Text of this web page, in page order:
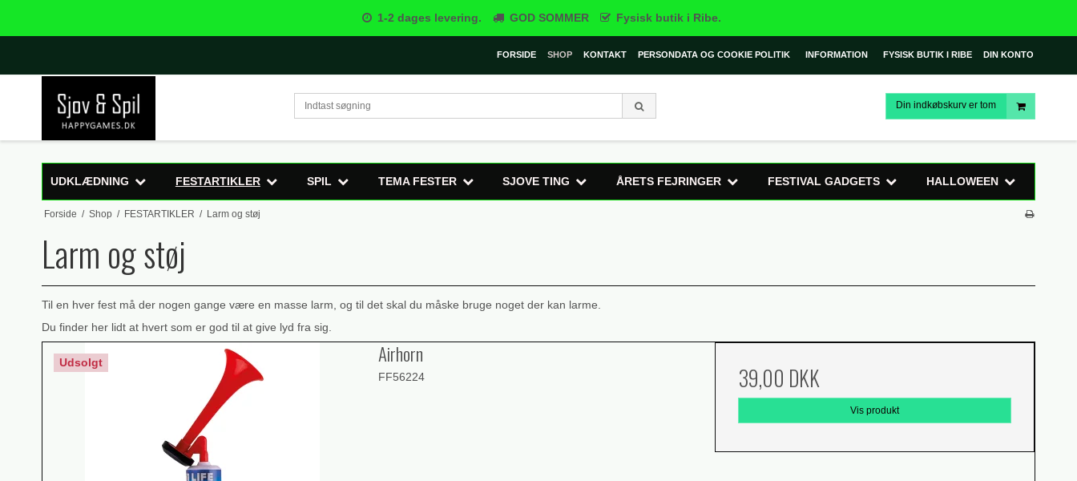
1-2 dages levering. GOD SOMMER Fysisk butik i Ribe.
FORSIDE SHOP KONTAKT PERSONDATA OG COOKIE POLITIK INFORMATION FYSISK BUTIK I RIBE DIN KONTO
Din indkøbskurv er tom
UDKLÆDNING FESTARTIKLER SPIL TEMA FESTER SJOVE TING ÅRETS FEJRINGER FESTIVAL GADGETS HALLOWEEN
Forside / Shop / FESTARTIKLER / Larm og støj
Larm og støj
Til en hver fest må der nogen gange være en masse larm, og til det skal du måske bruge noget der kan larme.
Du finder her lidt at hvert som er god til at give lyd fra sig.
Udsolgt Airhorn
FF56224 39,00 DKK
Vis produkt